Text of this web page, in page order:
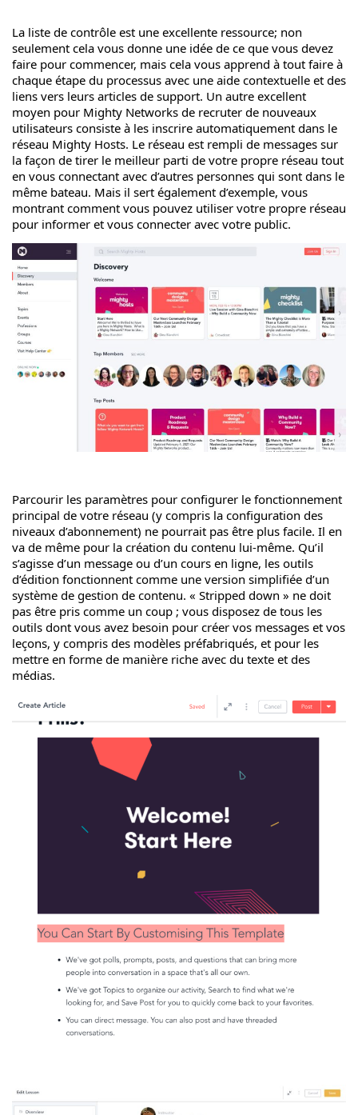
La liste de contrôle est une excellente ressource; non
seulement cela vous donne une idée de ce que vous devez
faire pour commencer, mais cela vous apprend à tout faire à
chaque étape du processus avec une aide contextuelle et des
liens vers leurs articles de support. Un autre excellent
moyen pour Mighty Networks de recruter de nouveaux
utilisateurs consiste à les inscrire automatiquement dans le
réseau Mighty Hosts. Le réseau est rempli de messages sur
la façon de tirer le meilleur parti de votre propre réseau tout
en vous connectant avec d’autres personnes qui sont dans le
même bateau. Mais il sert également d’exemple, vous
montrant comment vous pouvez utiliser votre propre réseau
pour informer et vous connecter avec votre public.
Parcourir les paramètres pour configurer le fonctionnement
principal de votre réseau (y compris la configuration des
niveaux d’abonnement) ne pourrait pas être plus facile. Il en
va de même pour la création du contenu lui-même. Qu’il
s’agisse d’un message ou d’un cours en ligne, les outils
d’édition fonctionnent comme une version simplifiée d’un
système de gestion de contenu. « Stripped down » ne doit
pas être pris comme un coup ; vous disposez de tous les
outils dont vous avez besoin pour créer vos messages et vos
leçons, y compris des modèles préfabriqués, et pour les
mettre en forme de manière riche avec du texte et des
médias.